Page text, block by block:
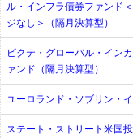
ル・インフラ債券ファンド
ジなし＞（隔月決算型）
ピクテ・グローバル・イン
ァンド（隔月決算型）
ユーロランド・ソブリン・
ステート・ストリート米国